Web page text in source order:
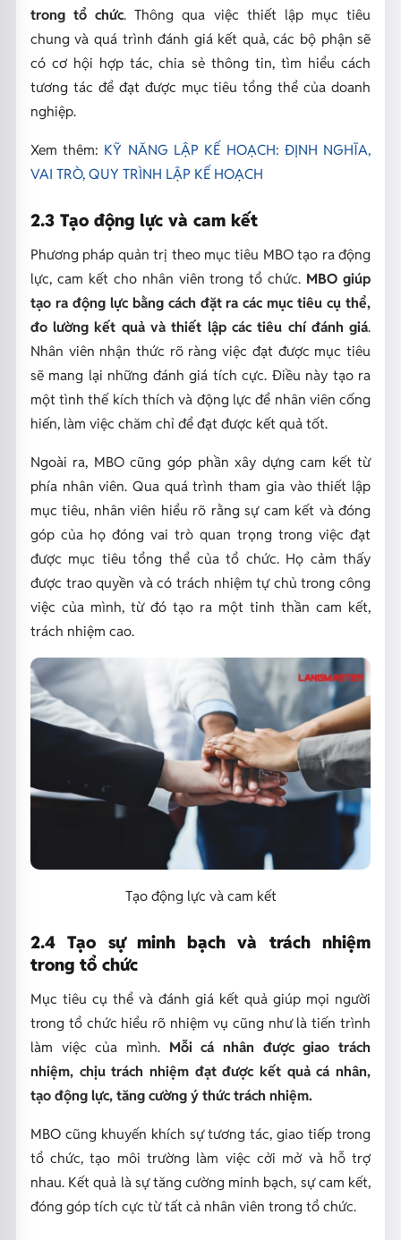
trong tổ chức. Thông qua việc thiết lập mục tiêu
chung và quá trình đánh giá kết quả, các bộ phận sẽ
có cơ hội hợp tác, chia sẻ thông tin, tìm hiểu cách
tương tác để đạt được mục tiêu tổng thể của doanh
nghiệp.
Xem thêm: KỸ NĂNG LẬP KẾ HOẠCH: ĐỊNH NGHĨA,
VAI TRÒ, QUY TRÌNH LẬP KẾ HOẠCH
2.3 Tạo động lực và cam kết
Phương pháp quản trị theo mục tiêu MBO tạo ra động
lực, cam kết cho nhân viên trong tổ chức. MBO giúp
tạo ra động lực bằng cách đặt ra các mục tiêu cụ thể,
đo lường kết quả và thiết lập các tiêu chí đánh giá.
Nhân viên nhận thức rõ ràng việc đạt được mục tiêu
sẽ mang lại những đánh giá tích cực. Điều này tạo ra
một tình thế kích thích và động lực để nhân viên cống
hiến, làm việc chăm chỉ để đạt được kết quả tốt.
Ngoài ra, MBO cũng góp phần xây dựng cam kết từ
phía nhân viên. Qua quá trình tham gia vào thiết lập
mục tiêu, nhân viên hiểu rõ rằng sự cam kết và đóng
góp của họ đóng vai trò quan trọng trong việc đạt
được mục tiêu tổng thể của tổ chức. Họ cảm thấy
được trao quyền và có trách nhiệm tự chủ trong công
việc của mình, từ đó tạo ra một tinh thần cam kết,
trách nhiệm cao.
Tạo động lực và cam kết
2.4 Tạo sự minh bạch và trách nhiệm
trong tổ chức
Mục tiêu cụ thể và đánh giá kết quả giúp mọi người
trong tổ chức hiểu rõ nhiệm vụ cũng như là tiến trình
làm việc của mình. Mỗi cá nhân được giao trách
nhiệm, chịu trách nhiệm đạt được kết quả cá nhân,
tạo động lực, tăng cường ý thức trách nhiệm.
MBO cũng khuyến khích sự tương tác, giao tiếp trong
tổ chức, tạo môi trường làm việc cởi mở và hỗ trợ
nhau. Kết quả là sự tăng cường minh bạch, sự cam kết,
đóng góp tích cực từ tất cả nhân viên trong tổ chức.